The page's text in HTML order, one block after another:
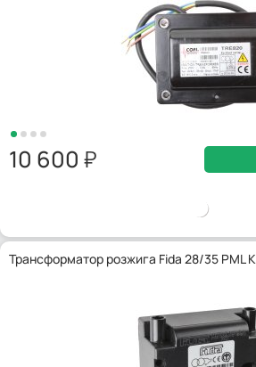
10 600
Трансформатор розжига Fida 28/35 PML